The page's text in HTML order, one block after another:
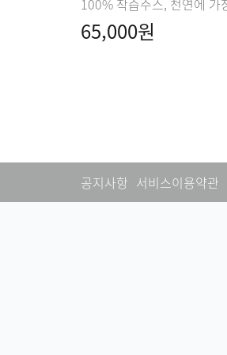
65,000원
공지사항 서비스이용약관